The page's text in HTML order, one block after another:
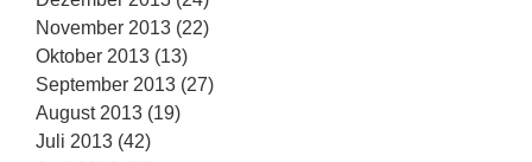
November 2013 (22)
Oktober 2013 (13)
September 2013 (27)
August 2013 (19)
Juli 2013 (42)